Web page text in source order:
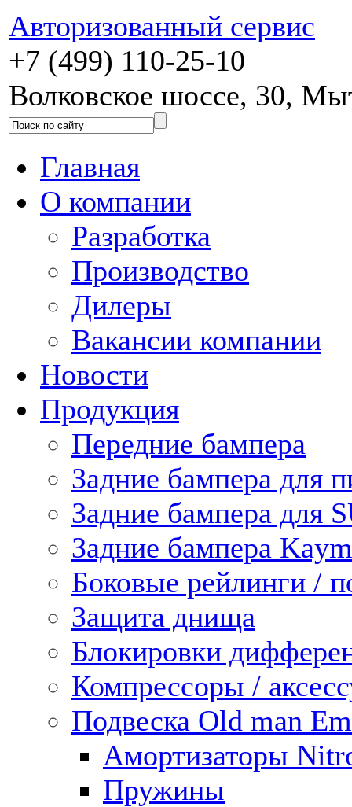
Авторизованный сервис
+7 (499) 110-25-10
Волковское шоссе, 30,
Главная
О компании
Разработка
Производство
Дилеры
Вакансии компании
Новости
Продукция
Передние бампера
Задние бампера для
Задние бампера для
Задние бампера
Боковые рейлинги /
Защита днища
Блокировки
Компрессоры /
Подвеска Old man
Амортизаторы
Пружины